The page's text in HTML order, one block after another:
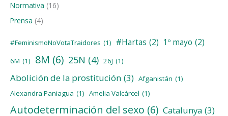
Normativa (16)
Prensa (4)
#FeminismoNoVotaTraidores (1) #Hartas (2) 1º mayo (2)
6M (1) 8M (6) 25N (4) 26J (1)
Abolición de la prostitución (3) Afganistán (1)
Alexandra Paniagua (1) Amelia Valcárcel (1)
Autodeterminación del sexo (6) Catalunya (3)